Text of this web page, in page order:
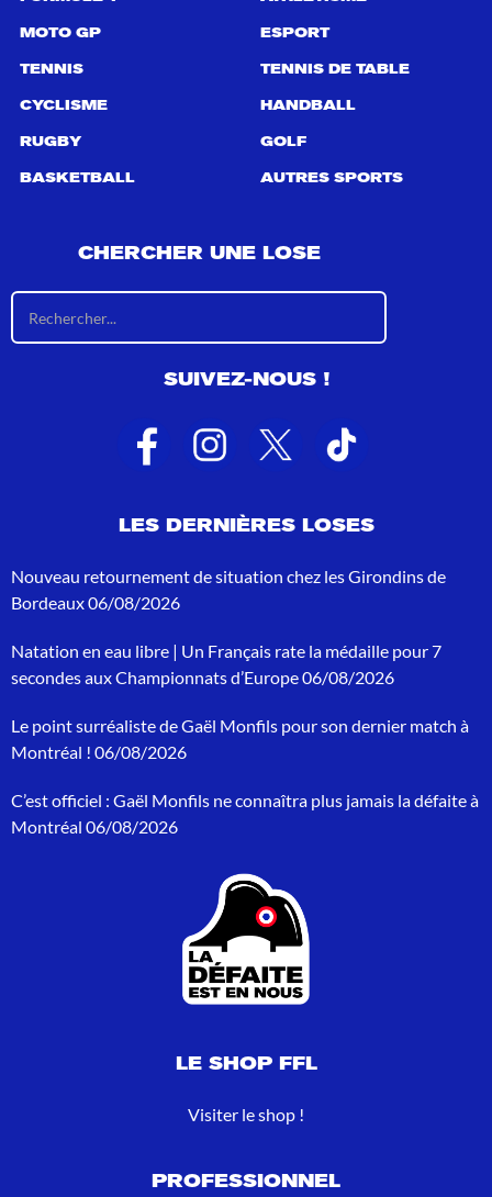
MOTO GP
TENNIS
CYCLISME
RUGBY
BASKETBALL
ESPORT
TENNIS DE TABLE
HANDBALL
GOLF
AUTRES SPORTS
CHERCHER UNE LOSE
s
l
a
t
s
r
c
c
h
p
o
:
SUIVEZ-NOUS !
LES DERNIÈRES LOSES
Nouveau retournement de situation chez les Girondins de
Bordeaux06/08/2026
Natation en eau libre | Un Français rate la médaille pour 7
secondes aux Championnats d’Europe06/08/2026
Le point surréaliste de Gaël Monfils pour son dernier match à
Montréal ! 06/08/2026
C’est officiel : Gaël Monfils ne connaîtra plus jamais la défaite à
Montréal 06/08/2026
LE SHOP FFL
Visiter le shop !
PROFESSIONNEL